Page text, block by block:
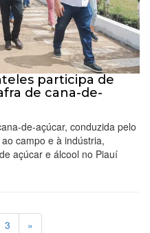
participa de
de cana-de-
de-açúcar, conduzida pelo
campo e à indústria,
açúcar e álcool no Piauí
3 »